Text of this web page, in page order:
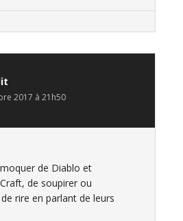
2017 à 21h50
de Diablo et
de soupirer ou
rire en parlant de leurs